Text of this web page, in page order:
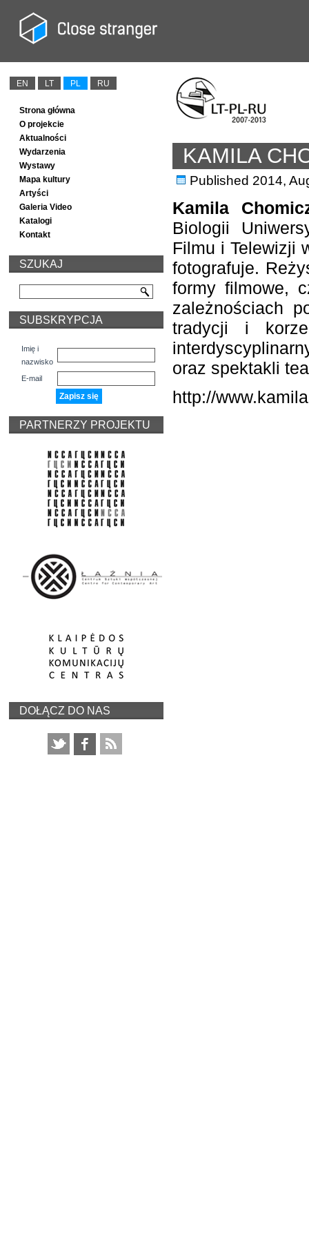
EN LT PL RU
Strona główna
O projekcie
Aktualności
Wydarzenia
Wystawy
Mapa kultury
Artyści
Galeria Video
Katalogi
Kontakt
SZUKAJ
SUBSKRYPCJA
Imię i
nazwisko
E-mail
PARTNERZY PROJEKTU
DOŁĄCZ DO NAS
KAMILA
Published 2014,
Kamila
Biologii
Filmu i Telewizji
fotografuje.
formy filmowe,
zależnościach
tradycji i
oraz spektakli
http://